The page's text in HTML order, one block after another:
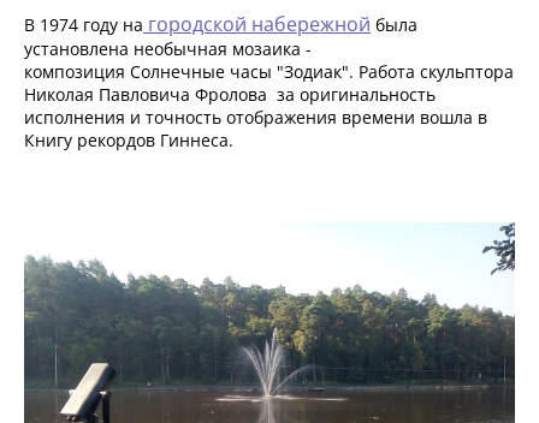
В 1974 году на городской набережной была
установлена необычная мозаика -
композиция Солнечные часы "Зодиак". Работа скульптора
Николая Павловича Фролова за оригинальность
исполнения и точность отображения времени вошла в
Книгу рекордов Гиннеса.